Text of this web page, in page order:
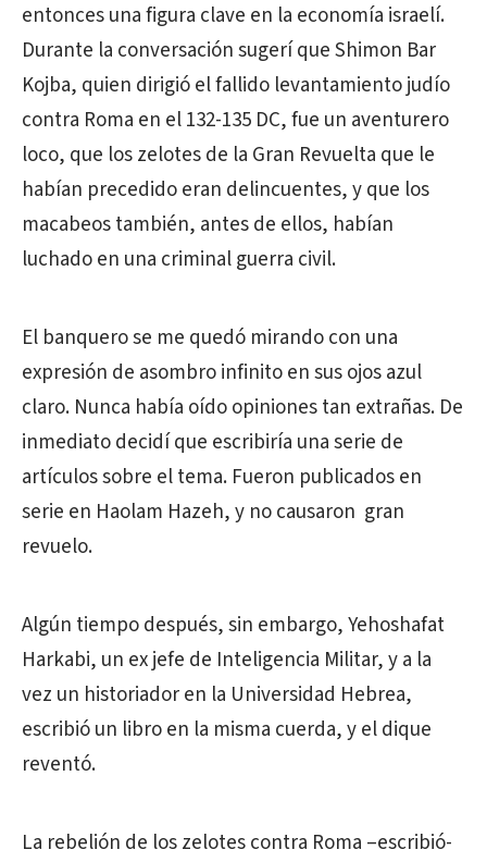
entonces una figura clave en la economía israelí.
Durante la conversación sugerí que Shimon Bar
Kojba, quien dirigió el fallido levantamiento judío
contra Roma en el 132-135 DC, fue un aventurero
loco, que los zelotes de la Gran Revuelta que le
habían precedido eran delincuentes, y que los
macabeos también, antes de ellos, habían
luchado en una criminal guerra civil.
El banquero se me quedó mirando con una
expresión de asombro infinito en sus ojos azul
claro. Nunca había oído opiniones tan extrañas. De
inmediato decidí que escribiría una serie de
artículos sobre el tema. Fueron publicados en
serie en Haolam Hazeh, y no causaron gran
revuelo.
Algún tiempo después, sin embargo, Yehoshafat
Harkabi, un ex jefe de Inteligencia Militar, y a la
vez un historiador en la Universidad Hebrea,
escribió un libro en la misma cuerda, y el dique
reventó.
La rebelión de los zelotes contra Roma –escribió-